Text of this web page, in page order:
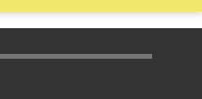
de page 1